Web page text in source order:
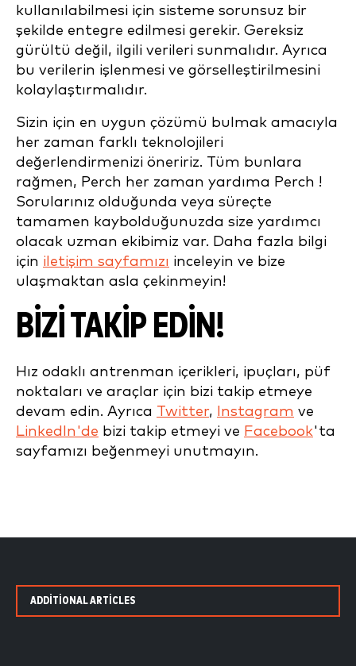
kullanılabilmesi için sisteme sorunsuz bir
şekilde entegre edilmesi gerekir. Gereksiz
gürültü değil, ilgili verileri sunmalıdır. Ayrıca
bu verilerin işlenmesi ve görselleştirilmesini
kolaylaştırmalıdır.
Sizin için en uygun çözümü bulmak amacıyla
her zaman farklı teknolojileri
değerlendirmenizi öneririz. Tüm bunlara
rağmen, Perch her zaman yardıma Perch !
Sorularınız olduğunda veya süreçte
tamamen kaybolduğunuzda size yardımcı
olacak uzman ekibimiz var. Daha fazla bilgi
için iletişim sayfamızı inceleyin ve bize
ulaşmaktan asla çekinmeyin!
BİZİ TAKİP EDİN!
Hız odaklı antrenman içerikleri, ipuçları, püf
noktaları ve araçlar için bizi takip etmeye
devam edin. Ayrıca Twitter, Instagram ve
LinkedIn'de bizi takip etmeyi ve Facebook'ta
sayfamızı beğenmeyi unutmayın.
ADDITIONAL ARTICLES